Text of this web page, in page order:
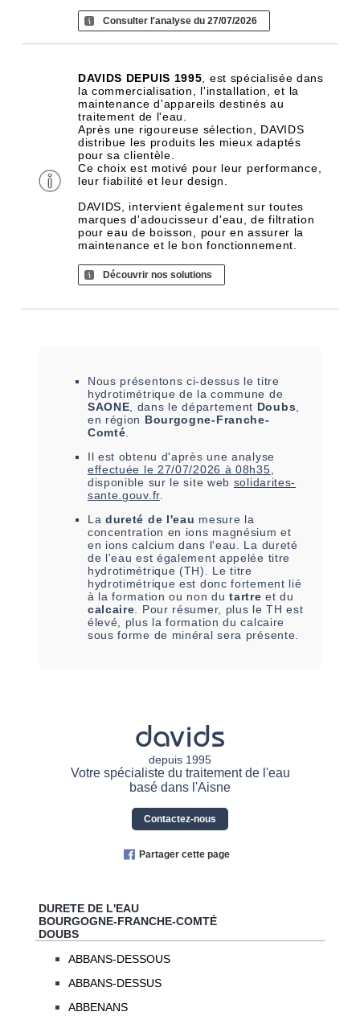
Consulter l'analyse du 27/07/2026
DAVIDS DEPUIS 1995 , est spécialisée dans
la commercialisation, l'installation, et la
maintenance d'appareils destinés au
traitement de l'eau.
Après une rigoureuse sélection, DAVIDS
distribue les produits les mieux adaptés
pour sa clientèle.
Ce choix est motivé pour leur performance,
leur fiabilité et leur design.
DAVIDS, intervient également sur toutes
marques d'adoucisseur d'eau, de filtration
pour eau de boisson, pour en assurer la
maintenance et le bon fonctionnement.
Découvrir nos solutions
Nous présentons ci-dessus le titre
hydrotimétrique de la commune de
SAONE , dans le département Doubs
en région Bourgogne-Franche-
Comté
Il est obtenu d'après une analyse
effectuée le 27/07/2026 à 08h35
disponible sur le site web solidarites-
sante.gouv.fr.
La dureté de l'eau mesure la
concentration en ions magnésium et
en ions calcium dans l'eau. La dureté
de l'eau est également appelée titre
hydrotimétrique (TH). Le titre
hydrotimétrique est donc fortement lié
à la formation ou non dutartre et du
calcaire . Pour résumer, plus le TH est
élevé, plus la formation du calcaire
sous forme de minéral sera présente.
davids
depuis 1995
Votre spécialiste du traitement de l'eau
basé dans l'Aisne
Contactez-nous
Partager cette page
DURETE DE L'EAU
BOURGOGNE-FRANCHE-COMTÉ
DOUBS
ABBANS-DESSOUS
ABBANS-DESSUS
ABBENANS